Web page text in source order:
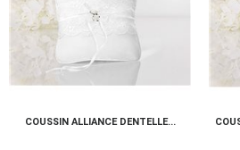
COUSSIN ALLIANCE DENTELLE...